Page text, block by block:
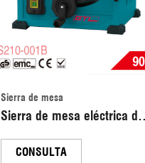
Sierra de mesa
Sierra de mesa eléctrica de
carpintería (TS210-001B)
CONSULTA